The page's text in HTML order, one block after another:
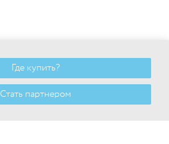
Где купить?
Стать партнером